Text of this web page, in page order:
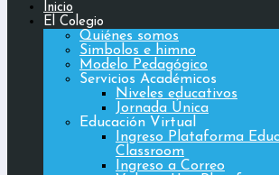
Inicio
El Colegio
Quiénes somos
Simbolos e himno
Modelo Pedagógico
Servicios Académicos
Niveles educativos
Jornada Única
Educación Virtual
Ingreso Plataforma
Classroom
Ingreso a Correo